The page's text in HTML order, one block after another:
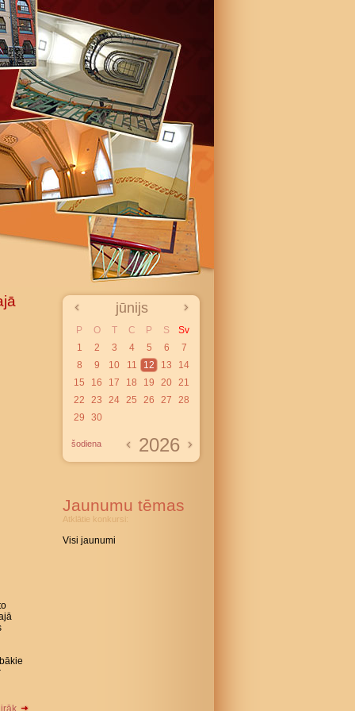
jūnijs
P O T C P S
Sv
1
2 3 4 5 6
7
8
9 10 11 12 13
14
15
16 17 18 19 20 21
22
23 24 25 26 27
28
29
30
šodiena 2026
Jaunumu tēmas
Atklātie konkursi:
Visi jaunumi